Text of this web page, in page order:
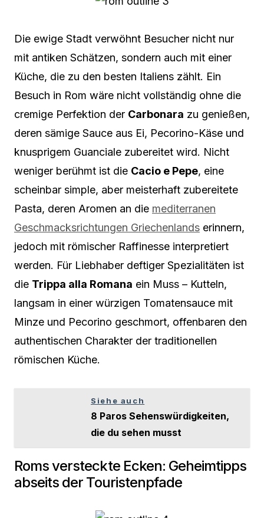
Die ewige Stadt verwöhnt Besucher nicht nur
mit antiken Schätzen, sondern auch mit einer
Küche, die zu den besten Italiens zählt. Ein
Besuch in Rom wäre nicht vollständig ohne die
cremige Perfektion der Carbonara zu genießen,
deren sämige Sauce aus Ei, Pecorino-Käse und
knusprigem Guanciale zubereitet wird. Nicht
weniger berühmt ist die Cacio e Pepe, eine
scheinbar simple, aber meisterhaft zubereitete
Pasta, deren Aromen an die mediterranen
Geschmacksrichtungen Griechenlands erinnern,
jedoch mit römischer Raffinesse interpretiert
werden. Für Liebhaber deftiger Spezialitäten ist
die Trippa alla Romana ein Muss – Kutteln,
langsam in einer würzigen Tomatensauce mit
Minze und Pecorino geschmort, offenbaren den
authentischen Charakter der traditionellen
römischen Küche.
Siehe auch
8 Paros Sehenswürdigkeiten,
die du sehen musst
Roms versteckte Ecken: Geheimtipps
abseits der Touristenpfade